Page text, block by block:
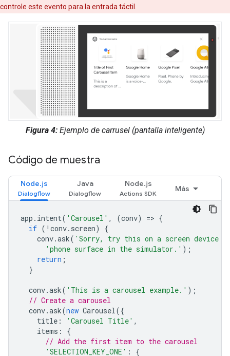
controle este evento para la entrada táctil.
Figura 4:Ejemplo de carrusel (pantalla inteligente)
Código de muestra
Node.js Java Node.js
Más
app . intent( 'Carousel' , (conv) => {
if ( ! conv. screen)
{
conv.ask( 'Sorry, try this on a screen device
'phone surface in the simulator.' );
return ;
}
conv.ask( 'This is a carousel example.' );
// Create a carousel
conv.ask(new Carousel({
title : 'Carousel Title' ,
items :
{
// Add the first item to the carousel
'SELECTION_KEY_ONE' :
{